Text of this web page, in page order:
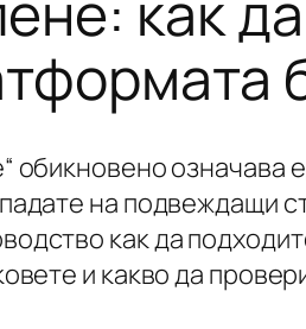
обикновено
на подвеждащи
как да
и какво да